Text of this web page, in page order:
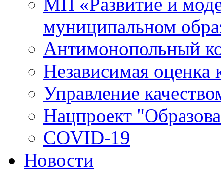
муниципальном
Антимонопольный
Независимая оценка
Управление
Нацпроект
COVID-19
Новости